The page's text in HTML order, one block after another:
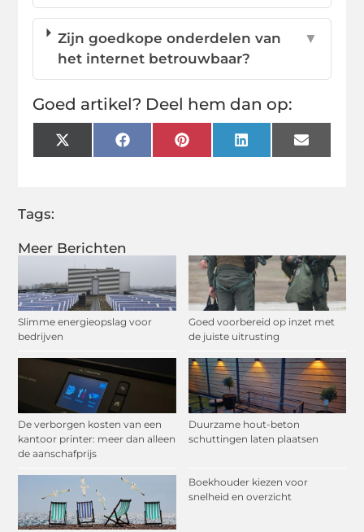
Meer Berichten
Slimme energieopslag voor
bedrijven
Goed voorbereid op inzet met
de juiste uitrusting
De verborgen kosten van een
kantoor printer: meer dan alleen
de aanschafprijs
Duurzame hout-beton
schuttingen laten plaatsen
Boekhouder kiezen voor
snelheid en overzicht
Zijn goedkope onderdelen van
het internet betrouwbaar?
▼
Goed artikel? Deel hem dan op:
X
(Twitter)
FacebookPinterestLinkedInEmail
Tags: